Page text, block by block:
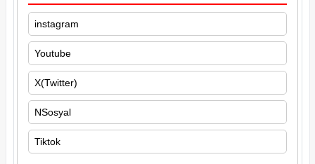
instagram
Youtube
X(Twitter)
NSosyal
Tiktok